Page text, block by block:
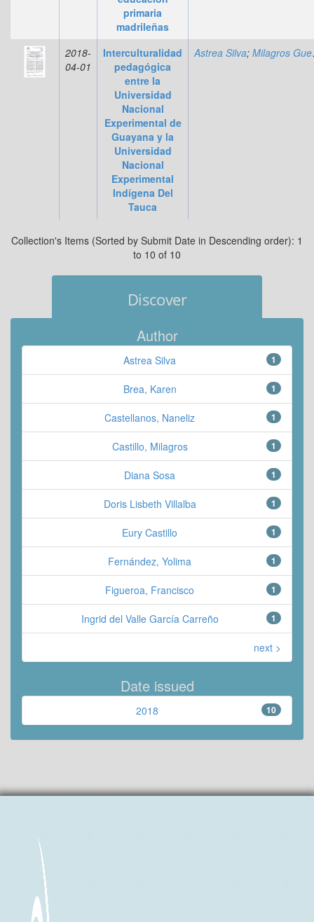
primaria
madrileñas
2018-
04-01
Interculturalidad
pedagógica
entre la
Universidad
Nacional
Experimental de
Guayana y la
Universidad
Nacional
Experimental
Indígena Del
Tauca
Astrea Silva; Milagros Guerra
Collection's Items (Sorted by Submit Date in Descending order): 1
to 10 of 10
Discover
Author
1
Astrea Silva
1
Brea, Karen
1
Castellanos, Naneliz
1
Castillo, Milagros
1
Diana Sosa
1
Doris Lisbeth Villalba
1
Eury Castillo
1
Fernández, Yolima
1
Figueroa, Francisco
1
Ingrid del Valle García Carreño
next >
Date issued
10
2018